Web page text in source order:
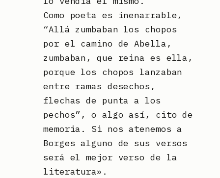
Como poeta es inenarrable,
“Allá zumbaban los chopos
por el camino de Abella,
zumbaban, que reina es ella,
porque los chopos lanzaban
entre ramas desechos,
flechas de punta a los
pechos”, o algo así, cito de
memoria. Si nos atenemos a
Borges alguno de sus versos
será el mejor verso de la
literatura».